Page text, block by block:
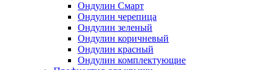
Ондулин Смарт
Ондулин черепица
Ондулин зеленый
Ондулин коричневый
Ондулин красный
Ондулин комплектующие